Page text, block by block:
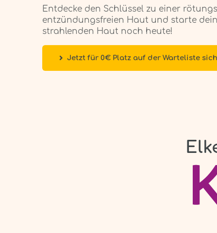
Entdecke den Schlüssel zu einer
entzündungsfreien Haut und starte
strahlenden Haut noch heute!
Jetzt für 0€ Platz auf der Warteliste